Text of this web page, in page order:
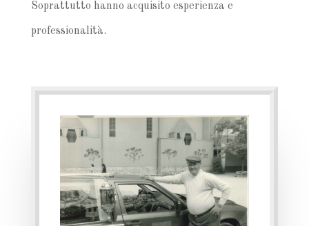
Soprattutto hanno acquisito esperienza e
professionalità.